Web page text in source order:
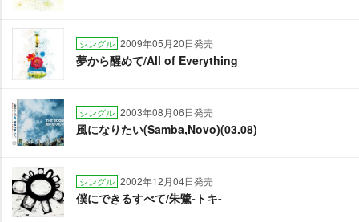
シングル 2009年05月20日発売
夢から醒めて/All of Everything
シングル 2003年08月06日発売
風になりたい(Samba,Novo)(03.08)
シングル 2002年12月04日発売
僕にできるすべて/朱鷺-トキ-